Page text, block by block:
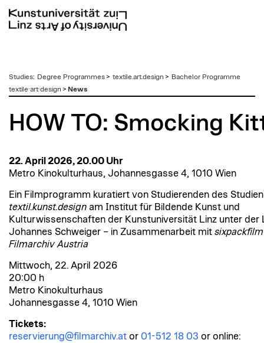
zum
Inhalt
Studies: Degree Programmes> textile.art.design > Bachelor Programme
textile·art·design > News
HOW TO: Smocking
22. April 2026, 20.00 Uhr
Metro Kinokulturhaus, Johannesgasse 4, 1010 Wien
Ein Filmprogramm kuratiert von Studierenden des
textil.kunst.design am Institut für Bildende Kunst und
Kulturwissenschaften der Kunstuniversität Linz unter der
Johannes Schweiger – in Zusammenarbeit mit sixpackfilm
Filmarchiv Austria
Mittwoch, 22. April 2026
20:00 h
Metro Kinokulturhaus
Johannesgasse 4, 1010 Wien
Tickets:
reservierung@filmarchiv.at or 01-512 18 03 or online: